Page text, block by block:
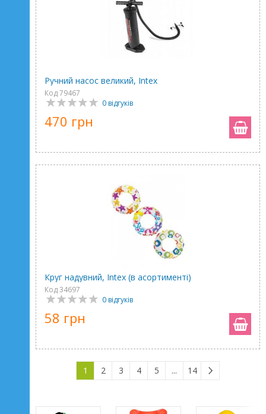
Ручний насос великий, Intex
Код 79467
0 відгуків
470 грн
Круг надувний, Intex (в асортименті)
Код 34697
0 відгуків
58 грн
1 2 3 4 5 ... 14